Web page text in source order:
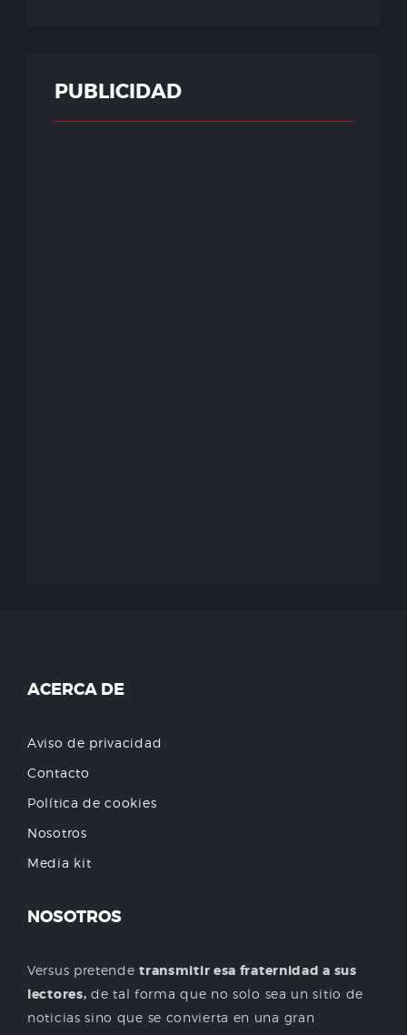
PUBLICIDAD
ACERCA DE
Aviso de privacidad
Contacto
Política de cookies
Nosotros
Media kit
NOSOTROS
Versus pretendetransmitir esa fraternidad a sus
lectores, de tal forma que no solo sea un sitio de
noticias sino que se convierta en una gran